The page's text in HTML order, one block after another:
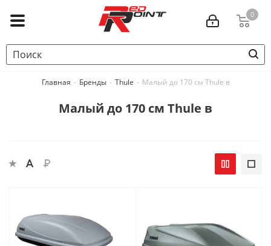
0
Главная - Бренды - Thule - Малый до 170 см Thule в
Малый до 170 см Thule в